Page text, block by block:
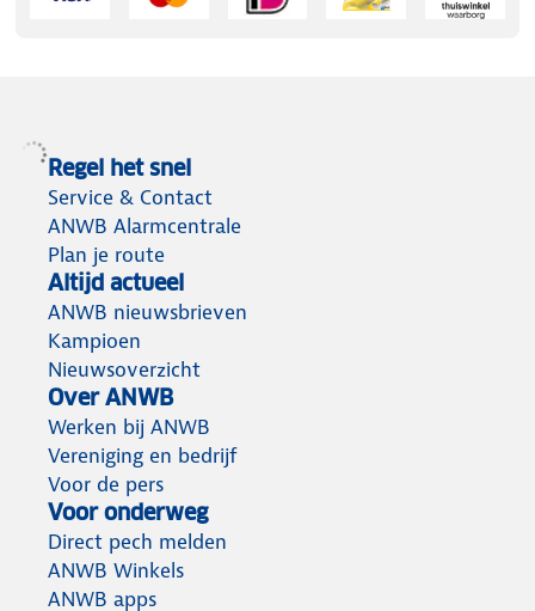
Regel het snel
Service & Contact
ANWB Alarmcentrale
Plan je route
Altijd actueel
ANWB nieuwsbrieven
Kampioen
Nieuwsoverzicht
Over ANWB
Werken bij ANWB
Vereniging en bedrijf
Voor de pers
Voor onderweg
Direct pech melden
ANWB Winkels
ANWB apps